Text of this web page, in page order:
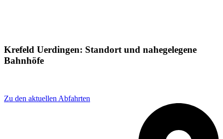
Krefeld Uerdingen: Standort und nahegelegene
Bahnhöfe
Zu den aktuellen Abfahrten